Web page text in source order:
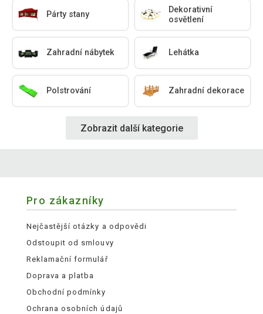
Párty stany
Dekorativní
osvětlení
Zahradní nábytek Lehátka
Polstrování Zahradní dekorace
Zobrazit další kategorie
Pro zákazníky
Nejčastější otázky a odpovědi
Odstoupit od smlouvy
Reklamační formulář
Doprava a platba
Obchodní podmínky
Ochrana osobních údajů